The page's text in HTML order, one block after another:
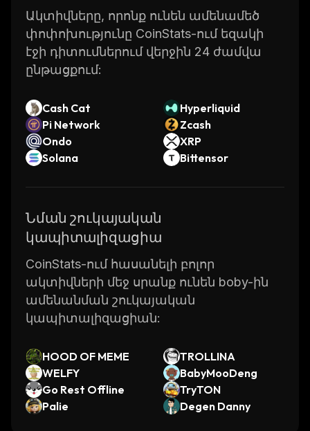
Ակտիվները, որոնք ունեն ամենամեծ
փոփոխությունը CoinStats-ում եզակի
էջի դիտումներում վերջին 24 ժամվա
ընթացքում:
Cash Cat
Hyperliquid
Pi Network
Zcash
Ondo
XRP
Solana
Bittensor
Նման շուկայական
կապիտալիզացիա
CoinStats-ում հասանելի բոլոր
ակտիվների մեջ սրանք ունեն boby-ին
ամենանման շուկայական
կապիտալիզացիան:
HOOD OF MEME
TROLLINA
WELFY
BabyMooDeng
Go Rest Offline
TryTON
Palie
Degen Danny